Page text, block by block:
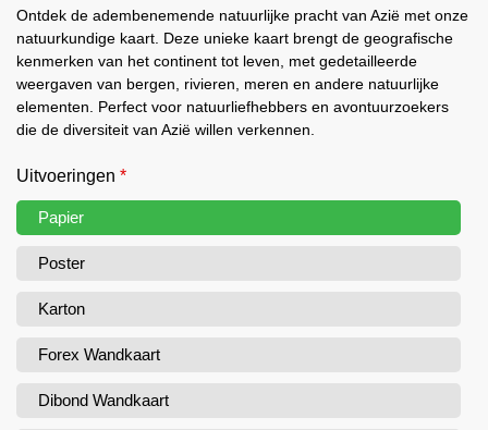
Ontdek de adembenemende natuurlijke pracht van Azië met onze
natuurkundige kaart. Deze unieke kaart brengt de geografische
kenmerken van het continent tot leven, met gedetailleerde
weergaven van bergen, rivieren, meren en andere natuurlijke
elementen. Perfect voor natuurliefhebbers en avontuurzoekers
die de diversiteit van Azië willen verkennen.
Uitvoeringen *
Papier
Poster
Karton
Forex Wandkaart
Dibond Wandkaart